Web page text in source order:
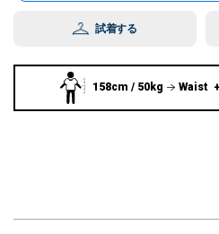
試着する
158cm / 50kg Waist